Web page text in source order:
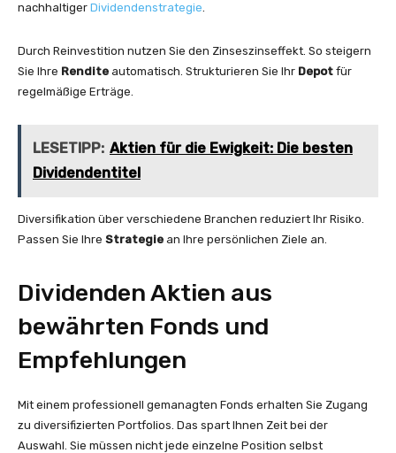
nachhaltiger Dividendenstrategie.
Durch Reinvestition nutzen Sie den Zinseszinseffekt. So steigern
Sie Ihre Rendite automatisch. Strukturieren Sie Ihr Depot für
regelmäßige Erträge.
LESETIPP: Aktien für die Ewigkeit: Die besten
Dividendentitel
Diversifikation über verschiedene Branchen reduziert Ihr Risiko.
Passen Sie Ihre Strategie an Ihre persönlichen Ziele an.
Dividenden Aktien aus
bewährten Fonds und
Empfehlungen
Mit einem professionell gemanagten Fonds erhalten Sie Zugang
zu diversifizierten Portfolios. Das spart Ihnen Zeit bei der
Auswahl. Sie müssen nicht jede einzelne Position selbst